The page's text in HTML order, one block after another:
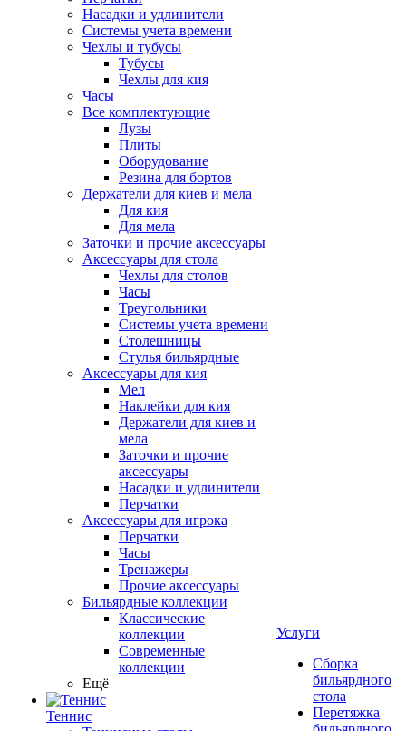
Насадки и удлинители
Системы учета времени
Чехлы и тубусы
Тубусы
Чехлы для кия
Часы
Все комплектующие
Лузы
Плиты
Оборудование
Резина для бортов
Держатели для киев и мела
Для кия
Для мела
Заточки и прочие аксессуары
Аксессуары для стола
Чехлы для столов
Часы
Треугольники
Системы учета времени
Столешницы
Стулья бильярдные
Аксессуары для кия
Мел
Наклейки для кия
Держатели для киев и
мела
Заточки и прочие
аксессуары
Насадки и удлинители
Перчатки
Аксессуары для игрока
Перчатки
Часы
Тренажеры
Прочие аксессуары
Бильярдные коллекции
Классические
коллекции
Современные
коллекции
Ещё
Теннис
Услуги
Сборка
бильярдного
стола
Перетяжка